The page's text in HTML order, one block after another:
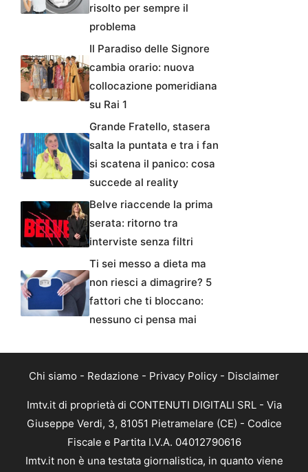
risolto per sempre il
problema
Il Paradiso delle Signore
cambia orario: nuova
collocazione pomeridiana
su Rai 1
Grande Fratello, stasera
salta la puntata e tra i fan
si scatena il panico: cosa
succede al reality
Belve riaccende la prima
serata: ritorno tra
interviste senza filtri
Ti sei messo a dieta ma
non riesci a dimagrire? 5
fattori che ti bloccano:
nessuno ci pensa mai
Chi siamo - Redazione - Privacy Policy - Disclaimer
Imtv.it di proprietà di CONTENUTI DIGITALI SRL - Via
Giuseppe Verdi, 3, 81051 Pietramelare (CE) - Codice
Fiscale e Partita I.V.A. 04012790616
Imtv.it non è una testata giornalistica, in quanto viene